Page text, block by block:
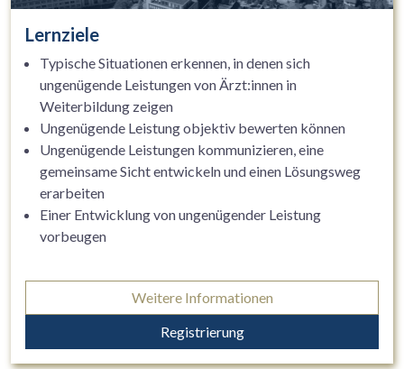
Lernziele
Typische Situationen erkennen, in denen sich
ungenügende Leistungen von Ärzt:innen in
Weiterbildung zeigen
Ungenügende Leistung objektiv bewerten können
Ungenügende Leistungen kommunizieren, eine
gemeinsame Sicht entwickeln und einen Lösungsweg
erarbeiten
Einer Entwicklung von ungenügender Leistung
vorbeugen
Weitere Informationen
Registrierung